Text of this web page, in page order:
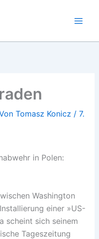
Tomasz Konicz / 7.
in Polen:
Washington
einer »US-
scheint sich seinem
Tageszeitung